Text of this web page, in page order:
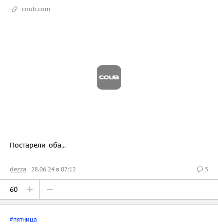
coub.com
Постарели оба...
dezza 28.06.24 в 07:12 5
60
#пятница